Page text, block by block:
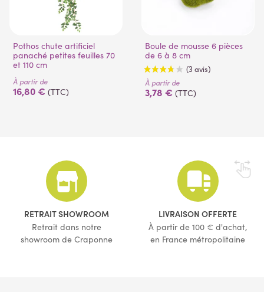
Pothos chute artificiel
panaché petites feuilles 70
et 110 cm
À partir de
16,80 € (TTC)
Boule de mousse 6 pièces
de 6 à 8 cm
(3 avis)
À partir de
3,78 € (TTC)
RETRAIT SHOWROOM
Retrait dans notre
showroom de Craponne
LIVRAISON OFFERTE
À partir de 100 € d'achat,
en France métropolitaine